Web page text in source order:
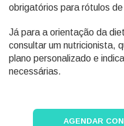
obrigatórios para rótulos
Já para a orientação da
consultar um nutricionista,
plano personalizado e
necessárias.
AGENDAR